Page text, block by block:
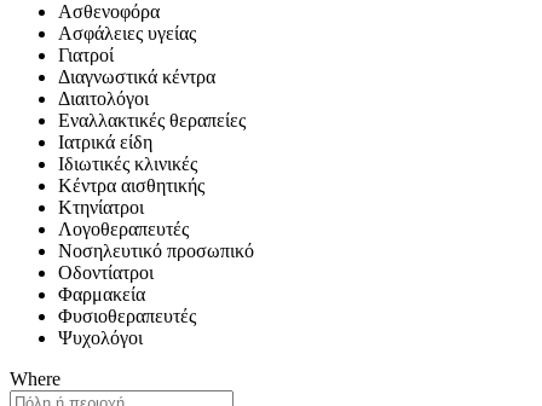
Ασθενοφόρα
Ασφάλειες υγείας
Γιατροί
Διαγνωστικά κέντρα
Διαιτολόγοι
Εναλλακτικές θεραπείες
Ιατρικά είδη
Ιδιωτικές κλινικές
Κέντρα αισθητικής
Κτηνίατροι
Λογοθεραπευτές
Νοσηλευτικό προσωπικό
Οδοντίατροι
Φαρμακεία
Φυσιοθεραπευτές
Ψυχολόγοι
Where